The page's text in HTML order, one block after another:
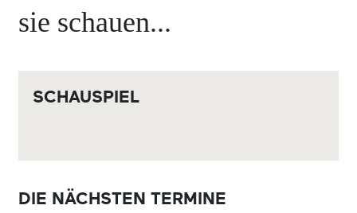
sie schauen...
SCHAUSPIEL
DIE NÄCHSTEN TERMINE